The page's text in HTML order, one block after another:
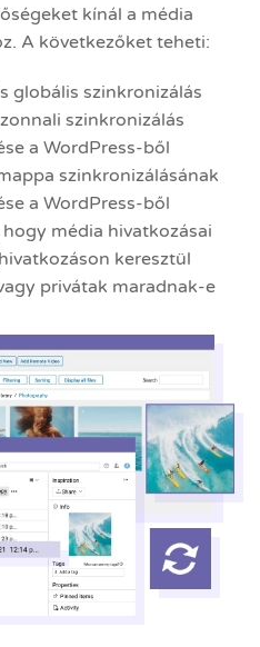
kínál a média
A következőket teheti:
globális szinkronizálás
szinkronizálás
a WordPress-ből
szinkronizálásának
a WordPress-ből
média hivatkozásai
keresztül
privátak maradnak-e